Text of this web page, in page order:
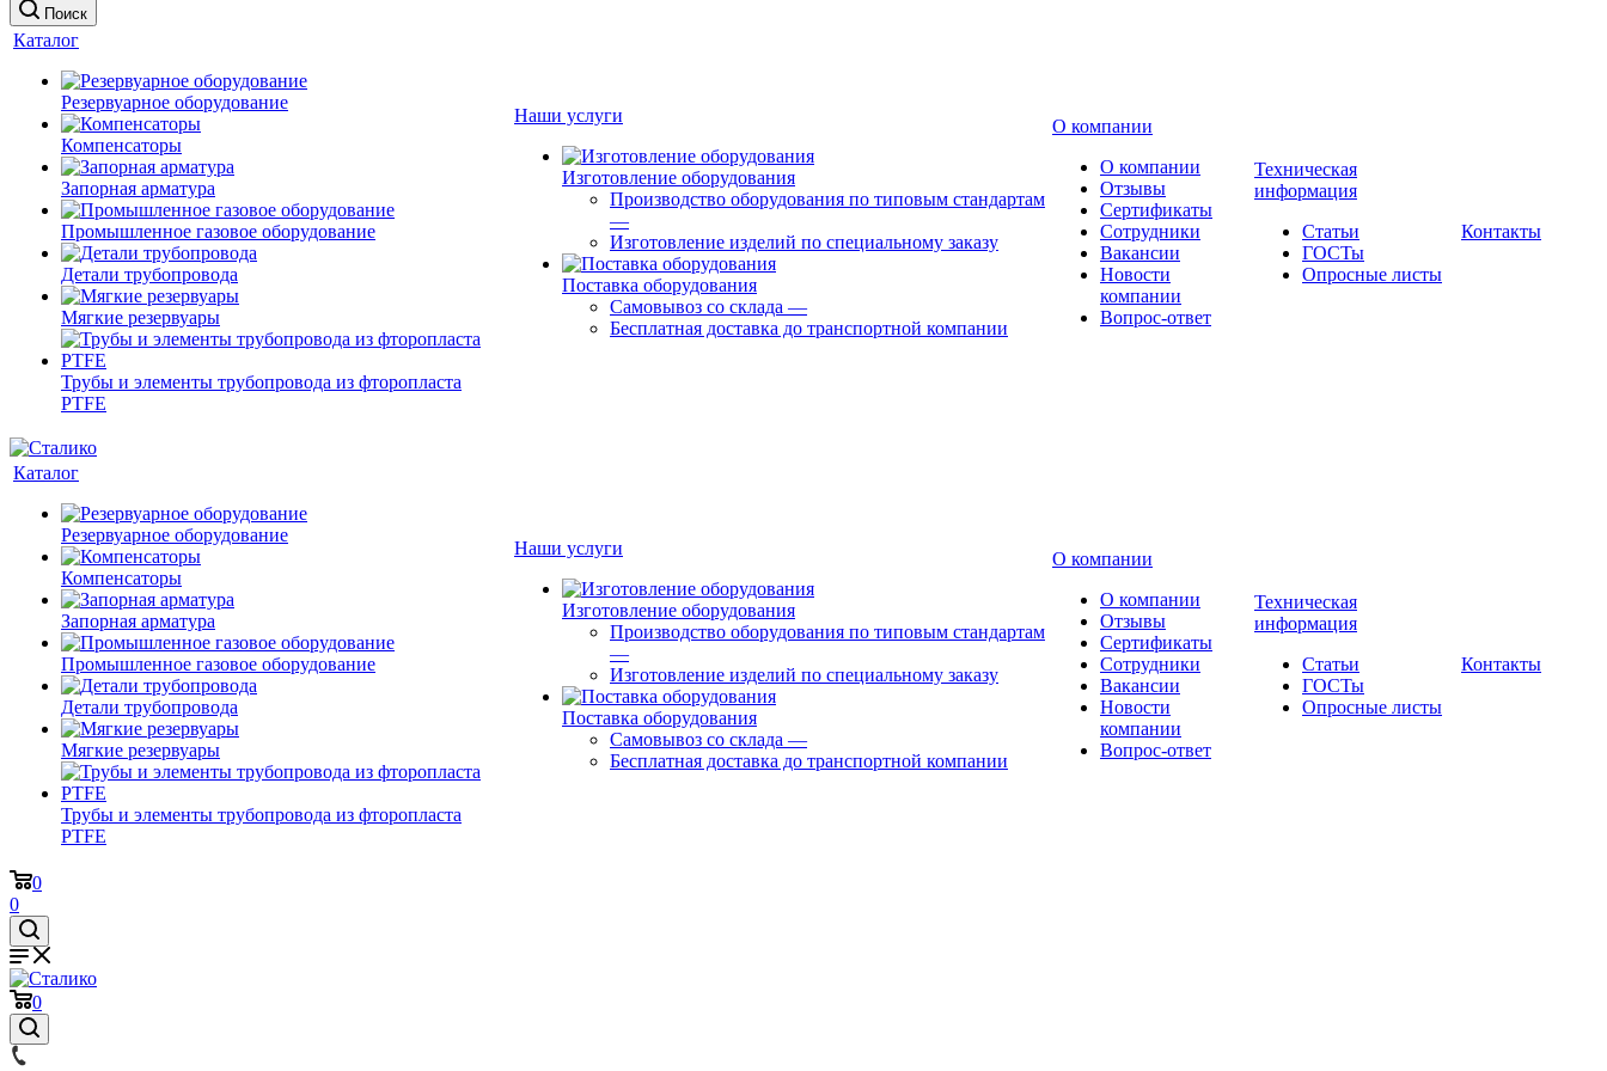
Поиск
Каталог
Резервуарное оборудование
Компенсаторы
Запорная арматура
Промышленное газовое оборудование
Детали трубопровода
Мягкие резервуары
Трубы и элементы трубопровода из фторопласта
PTFE
Наши услуги
Изготовление оборудования
Производство оборудования по типовым стандартам
—
Изготовление изделий по специальному заказу
Поставка оборудования
Самовывоз со склада —
Бесплатная доставка до транспортной компании
О компании
О компании
Отзывы
Сертификаты
Сотрудники
Вакансии
Новости
компании
Вопрос-ответ
Техническая
информация
Статьи
ГОСТы
Опросные листы
Контакты
Каталог
Резервуарное оборудование
Компенсаторы
Запорная арматура
Промышленное газовое оборудование
Детали трубопровода
Мягкие резервуары
Трубы и элементы трубопровода из фторопласта
PTFE
Наши услуги
Изготовление оборудования
Производство оборудования по типовым стандартам
—
Изготовление изделий по специальному заказу
Поставка оборудования
Самовывоз со склада —
Бесплатная доставка до транспортной компании
О компании
О компании
Отзывы
Сертификаты
Сотрудники
Вакансии
Новости
компании
Вопрос-ответ
Техническая
информация
Статьи
ГОСТы
Опросные листы
Контакты
0
0
0